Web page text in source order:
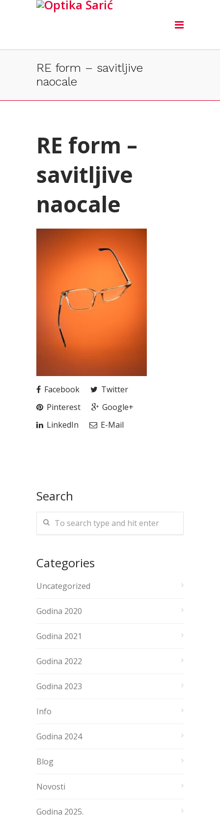
RE form – savitljive
naocale
RE form –
savitljive
naocale
Facebook
Twitter
Pinterest
Google+
LinkedIn
E-Mail
Search
Categories
Uncategorized
Godina 2020
Godina 2021
Godina 2022
Godina 2023
Info
Godina 2024
Blog
Novosti
Godina 2025.